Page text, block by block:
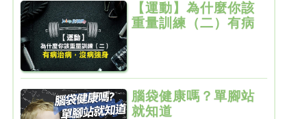
【運動】為什麼你該
重量訓練（二）有病
腦袋健康嗎？單腳站
就知道